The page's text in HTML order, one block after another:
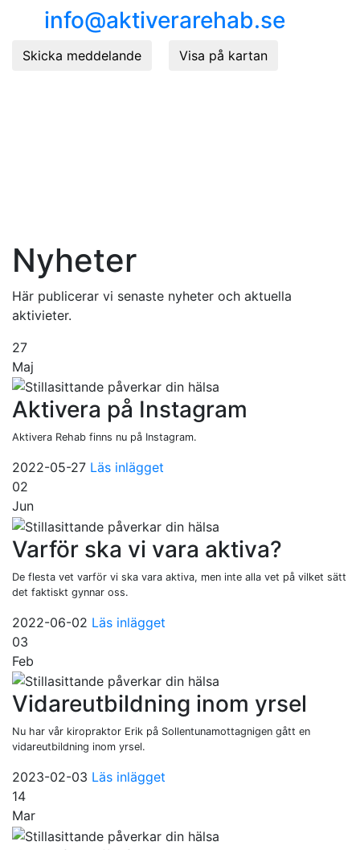
info@aktiverarehab.se
Skicka meddelande Visa på kartan
Nyheter
Här publicerar vi senaste nyheter och aktuella
aktivieter.
27
Maj
Aktivera på Instagram
Aktivera Rehab finns nu på Instagram.
2022-05-27 Läs inlägget
02
Jun
Varför ska vi vara aktiva?
De flesta vet varför vi ska vara aktiva, men inte alla vet på vilket sätt
det faktiskt gynnar oss.
2022-06-02 Läs inlägget
03
Feb
Vidareutbildning inom yrsel
Nu har vår kiropraktor Erik på Sollentunamottagnigen gått en
vidareutbildning inom yrsel.
2023-02-03 Läs inlägget
14
Mar